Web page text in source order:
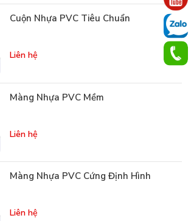
Cuộn Nhựa PVC Tiêu Chuẩn
Liên hệ
Màng Nhựa PVC Mềm
Liên hệ
Màng Nhựa PVC Cứng Định Hình
Liên hệ